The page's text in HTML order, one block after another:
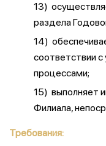
13)
раздела
14)
соответствии
процессами;
15) выполняет
Филиала,
Требования: